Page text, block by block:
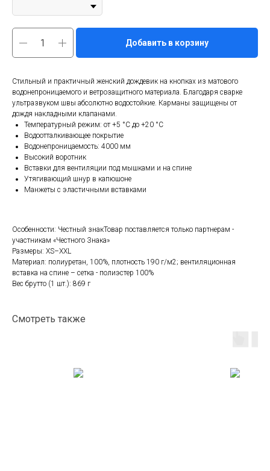
Добавить в корзину
Стильный и практичный женский дождевик на кнопках из матового
водонепроницаемого и ветрозащитного материала. Благодаря сварке
ультразвуком швы абсолютно водостойкие. Карманы защищены от
дождя накладными клапанами.
Температурный режим: от +5 °C до +20 °C
Водоотталкивающее покрытие
Водонепроницаемость: 4000 мм
Высокий воротник
Вставки для вентиляции под мышками и на спине
Утягивающий шнур в капюшоне
Манжеты с эластичными вставками
Особенности: Честный знакТовар поставляется только партнерам -
участникам «Честного Знака»
Размеры: XS–XXL
Материал: полиуретан, 100%, плотность 190 г/м2; вентиляционная
вставка на спине – сетка - полиэстер 100%
Вес брутто (1 шт.): 869 г
Смотреть также